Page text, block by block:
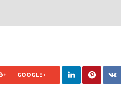
GOOGLE+